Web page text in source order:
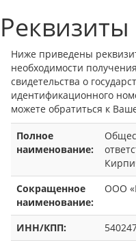
Реквизиты
Ниже приведены
необходимости
свидетельства о
идентификационного
можете обратиться к
Полное
наименование:
Сокращенное
наименование:
ООО
ИНН/КПП: